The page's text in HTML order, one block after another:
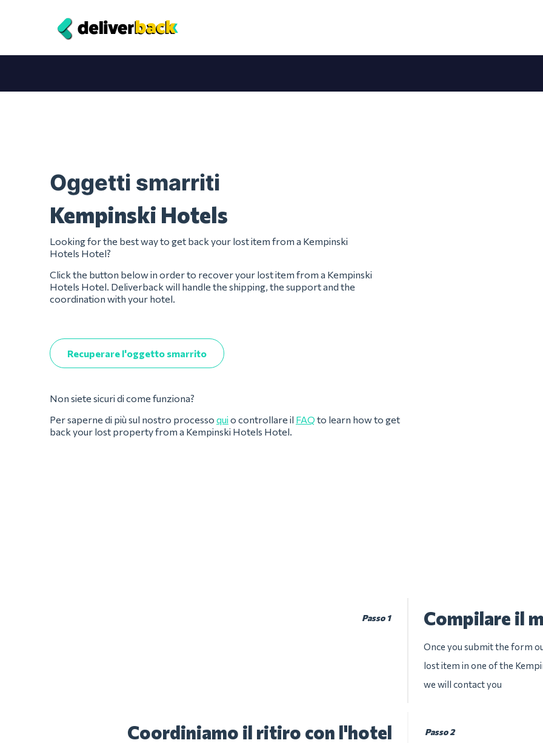
Oggetti smarriti
Kempinski Hotels
Looking for the best way to get back your lost item from a Kempinski
Hotels Hotel?
Click the button below in order to recover your lost item from a Kempinski
Hotels Hotel. Deliverback will handle the shipping, the support and the
coordination with your hotel.
Recuperare l'oggetto smarrito
Non siete sicuri di come funziona?
Per saperne di più sul nostro processo qui o controllare il FAQ to learn how to get
back your lost property from a Kempinski Hotels Hotel.
Passo 1 Compilare il
Once you submit the form
lost item in one of the
we will contact you
Passo 2
Coordiniamo il ritiro con l'hotel